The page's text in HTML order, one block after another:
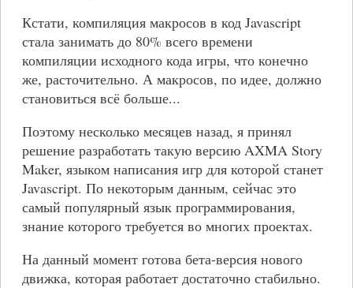
Кстати, компиляция макросов в код Javascript
стала занимать до 80% всего времени
компиляции исходного кода игры, что конечно
же, расточительно. А макросов, по идее, должно
становиться всё больше...
Поэтому несколько месяцев назад, я принял
решение разработать такую версию AXMA Story
Maker, языком написания игр для которой станет
Javascript. По некоторым данным, сейчас это
самый популярный язык программирования,
знание которого требуется во многих проектах.
На данный момент готова бета-версия нового
движка, которая работает достаточно стабильно.